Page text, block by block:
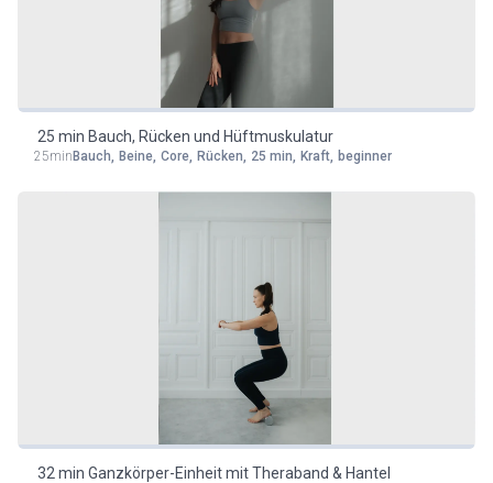
25 min Bauch, Rücken und Hüftmuskulatur
25min Bauch, Beine, Core, Rücken, 25 min, Kraft, beginner
32 min Ganzkörper-Einheit mit Theraband & Hantel